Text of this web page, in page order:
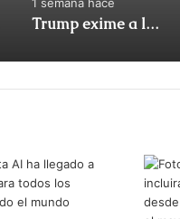
Trump exime a los centros de datos y a los cohetes de las leyes medioambientales